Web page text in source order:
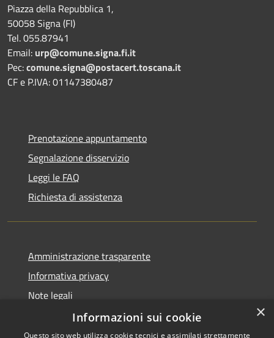
Piazza della Repubblica 1,
50058 Signa (FI)
Tel. 055.87941
Email: urp@comune.signa.fi.it
Pec:comune.signa@postacert.toscana.it
CF e P.IVA: 01147380487
Prenotazione appuntamento
Segnalazione disservizio
Leggi le FAQ
Richiesta di assistenza
Amministrazione trasparente
Informativa privacy
Note legali
Dichiarazione di accessibilità
×
Informazioni sui cookie
Questo sito web utilizza cookie tecnici e assimilati strettamente